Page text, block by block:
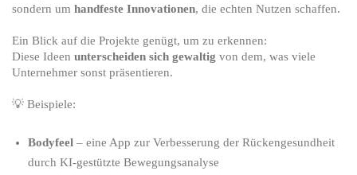
sondern um handfeste Innovationen, die echten Nutzen schaffen.
Ein Blick auf die Projekte genügt, um zu erkennen:
Diese Ideen unterscheiden sich gewaltig von dem, was viele
Unternehmer sonst präsentieren.
💡 Beispiele:
Bodyfeel – eine App zur Verbesserung der Rückengesundheit
durch KI-gestützte Bewegungsanalyse